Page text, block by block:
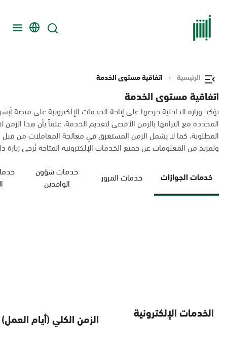
الرئيسية اتفاقية مستوى الخدمة
اتفاقية مستوى الخدمة
تؤكد وزارة الداخلية حرصها على إتاحة الخدمات الإلكترونية على منصة
المحددة مع التزامها بالزمن الأقصى لتقديم الخدمة، علماً بأن هذا
المطلوبة، كما لا يشمل الزمن المستغرق في معالجة المعاملات من
ولمزيد من المعلومات عن جميع الخدمات الإلكترونية المتاحة يُرجى زيارة
خدمات الجوازات خدمات المرور
خدمات شؤون
الوافدين
الخدمات الإلكترونية الزمن الكلي (أيام العمل)